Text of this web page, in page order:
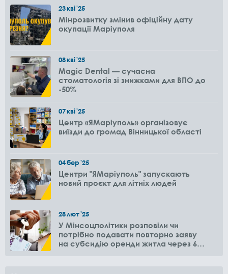
23кві'25
Мінрозвитку змінив офіційну дату
окупації Маріуполя
08кві'25
Magic Dental — сучасна
стоматологія зі знижками для ВПО до
-50%
07кві'25
Центр «ЯМаріуполь» організовує
виїзди до громад Вінницької області
04бер'25
Центри "ЯМаріуполь" запускають
новий проєкт для літніх людей
28лют'25
У Мінсоцполітики розповіли чи
потрібно подавати повторно заяву
на субсидію оренди житла через 6